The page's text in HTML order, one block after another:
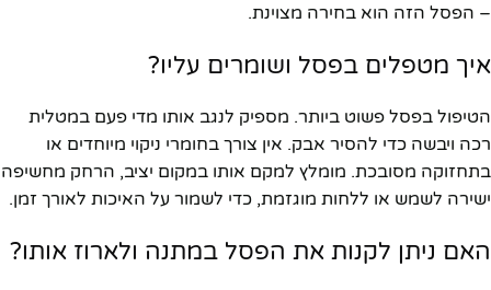
– הפסל הזה הוא בחירה מצוינת.
איך מטפלים בפסל ושומרים עליו?
הטיפול בפסל פשוט ביותר. מספיק לנגב אותו מדי פעם במטלית
רכה ויבשה כדי להסיר אבק. אין צורך בחומרי ניקוי מיוחדים או
בתחזוקה מסובכת. מומלץ למקם אותו במקום יציב, הרחק מחשיפה
ישירה לשמש או ללחות מוגזמת, כדי לשמור על האיכות לאורך זמן.
האם ניתן לקנות את הפסל במתנה ולארוז אותו?